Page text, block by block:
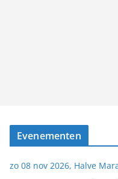
Evenementen
zo 08 nov 2026, Halve